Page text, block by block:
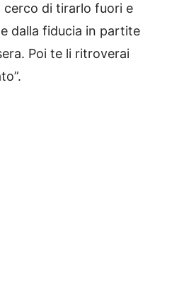
cerco di tirarlo fuori e
dalla fiducia in partite
Poi te li ritroverai